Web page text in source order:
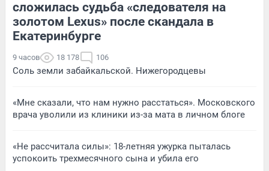
сложилась судьба «следователя на
золотом Lexus» после скандала в
Екатеринбурге
9 часов 18 178 106
Соль земли забайкальской. Нижегородцевы
«Мне сказали, что нам нужно расстаться». Московского
врача уволили из клиники из-за мата в личном блоге
«Не рассчитала силы»: 18-летняя ужурка пыталась
успокоить трехмесячного сына и убила его